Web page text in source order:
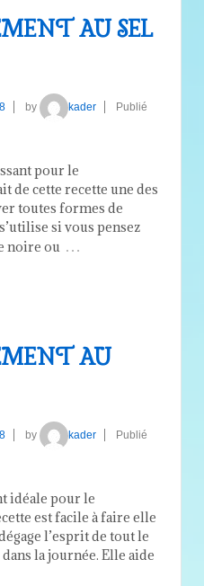
AU SEL
by kader
Publié
pour le
de cette recette une des
toutes formes de
si vous pensez
noire ou …
AU
by kader
Publié
idéale pour le
est facile à faire elle
l’esprit de tout le
la journée. Elle aide